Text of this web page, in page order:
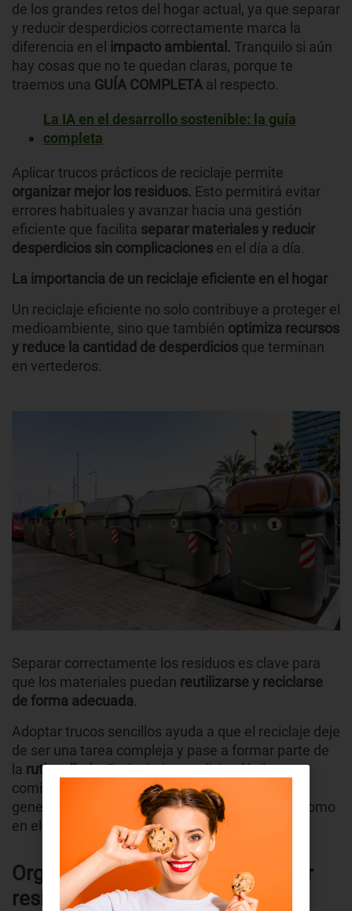
de los grandes retos del hogar actual, ya que separar
y reducir desperdicios correctamente marca la
diferencia en el impacto ambiental. Tranquilo si aún
hay cosas que no te quedan claras, porque te
traemos una GUÍA COMPLETA al respecto.
La IA en el desarrollo sostenible: la guía
completa
Aplicar trucos prácticos de reciclaje permite
organizar mejor los residuos. Esto permitirá evitar
errores habituales y avanzar hacia una gestión
eficiente que facilita separar materiales y reducir
desperdicios sin complicaciones en el día a día.
La importancia de un reciclaje eficiente en el hogar
Un reciclaje eficiente no solo contribuye a proteger el
medioambiente, sino que también optimiza recursos
y reduce la cantidad de desperdicios que terminan
en vertederos.
Separar correctamente los residuos es clave para
que los materiales puedan reutilizarse y reciclarse
de forma adecuada.
Adoptar trucos sencillos ayuda a que el reciclaje deje
de ser una tarea compleja y pase a formar parte de
la rutina diaria. Reducir desperdicios fácilmente
comienza con pequeños gestos que, sumados,
generan un
impacto positivotanto en el hogar como
en el entorno.
Organización básica para separar
residuos correctamente